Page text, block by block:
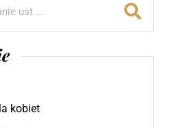
kobiet